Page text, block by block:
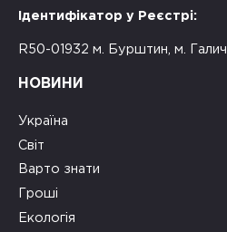
Ідентифікатор у Реєстрі:
R50-01932 м. Бурштин, м. Галич
НОВИНИ
Україна
Світ
Варто знати
Гроші
Екологія